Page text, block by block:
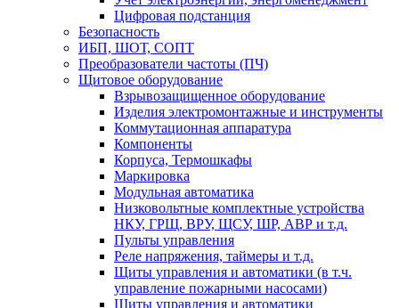
Цифровая подстанция
Безопасность
ИБП, ШОТ, СОПТ
Преобразователи частоты (ПЧ)
Щитовое оборудование
Взрывозащищенное оборудование
Изделия электромонтажные и инструменты
Коммутационная аппаратура
Компоненты
Корпуса, Термошкафы
Маркировка
Модульная автоматика
Низковольтные комплектные устройства
НКУ, ГРЩ, ВРУ, ЩСУ, ШР, АВР и т.д.
Пульты управления
Реле напряжения, таймеры и т.д.
Щиты управления и автоматики (в т.ч.
управление пожарными насосами)
Щиты управления и автоматики